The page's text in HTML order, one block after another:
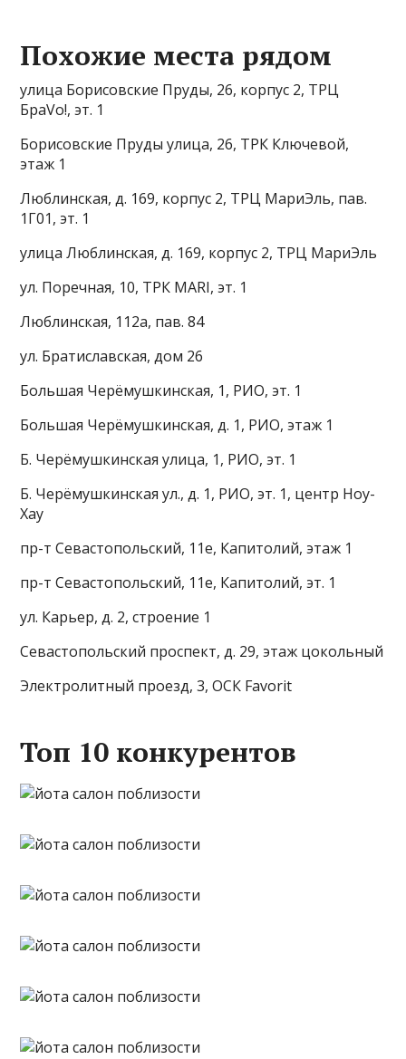
Похожие места рядом
улица Борисовские Пруды, 26, корпус 2, ТРЦ
БраVо!, эт. 1
Борисовские Пруды улица, 26, ТРК Ключевой,
этаж 1
Люблинская, д. 169, корпус 2, ТРЦ МариЭль, пав.
1Г01, эт. 1
улица Люблинская, д. 169, корпус 2, ТРЦ МариЭль
ул. Поречная, 10, ТРК MARI, эт. 1
Люблинская, 112а, пав. 84
ул. Братиславская, дом 26
Большая Черёмушкинская, 1, РИО, эт. 1
Большая Черёмушкинская, д. 1, РИО, этаж 1
Б. Черёмушкинская улица, 1, РИО, эт. 1
Б. Черёмушкинская ул., д. 1, РИО, эт. 1, центр Ноу-
Хау
пр-т Севастопольский, 11е, Капитолий, этаж 1
пр-т Севастопольский, 11е, Капитолий, эт. 1
ул. Карьер, д. 2, строение 1
Севастопольский проспект, д. 29, этаж цокольный
Электролитный проезд, 3, ОСК Favorit
Топ 10 конкурентов